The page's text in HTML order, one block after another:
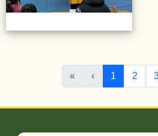
« ‹ 1 (目前頁次
2